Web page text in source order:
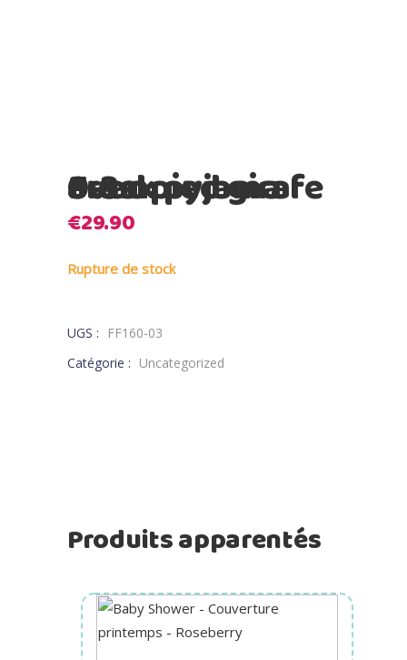
Fresk pyjama avec pied girafe 0-3m
€29.90
Rupture de stock
UGS :
FF160-03
Catégorie : Uncategorized
Produits apparentés